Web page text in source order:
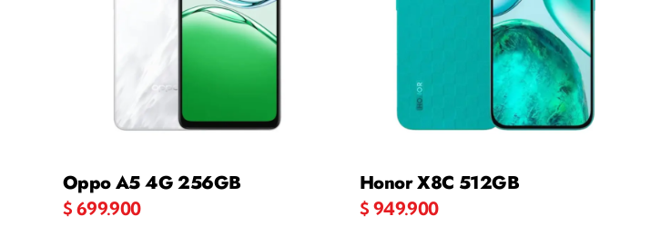
Oppo A5 4G 256GB
$ 699.900
Honor X8C 512GB
$ 949.900